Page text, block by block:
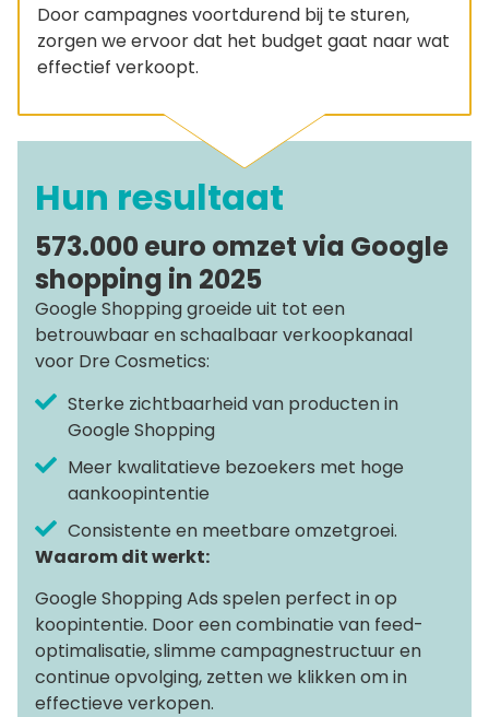
Door campagnes voortdurend bij te sturen,
zorgen we ervoor dat het budget gaat naar wat
effectief verkoopt.
Hun resultaat
573.000 euro omzet via Google
shopping in 2025
Google Shopping groeide uit tot een
betrouwbaar en schaalbaar verkoopkanaal
voor Dre Cosmetics:
Sterke zichtbaarheid van producten in
Google Shopping
Meer kwalitatieve bezoekers met hoge
aankoopintentie
Consistente en meetbare omzetgroei.
Waarom dit werkt:
Google Shopping Ads spelen perfect in op
koopintentie. Door een combinatie van feed-
optimalisatie, slimme campagnestructuur en
continue opvolging, zetten we klikken om in
effectieve verkopen.